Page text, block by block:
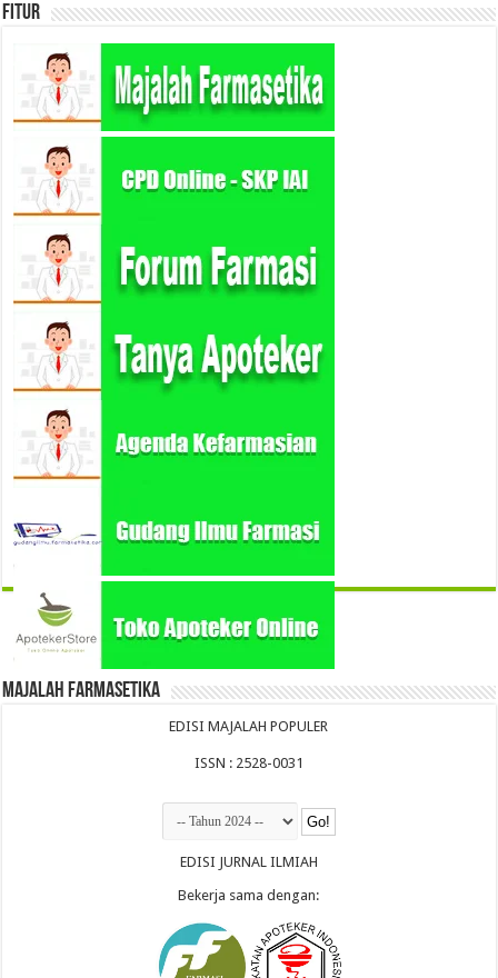
Fitur
Majalah Farmasetika
EDISI MAJALAH POPULER
ISSN : 2528-0031
EDISI JURNAL ILMIAH
Bekerja sama dengan: